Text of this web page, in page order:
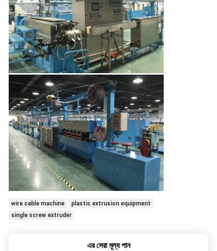
wire cable machine
plastic extrusion equipment
single screw extruder
এর সেরা মূল্য পান